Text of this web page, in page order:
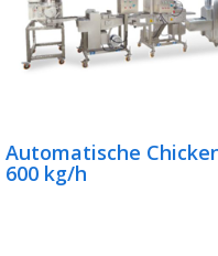
Automatische
600 kg/h